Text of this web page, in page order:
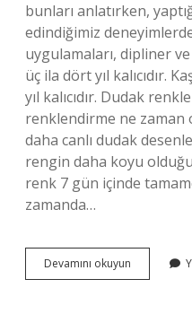
bunları anlatırken,
edindiğimiz
uygulamaları, dipliner
üç ila dört yıl kalıcıdır.
yıl kalıcıdır. Dudak
renklendirme ne zaman
daha canlı dudak
rengin daha koyu
renk 7 gün içinde
zamanda…
Devamını okuyun
Makyaj